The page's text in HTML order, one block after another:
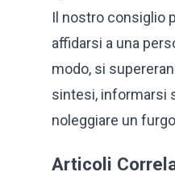
Il nostro consiglio
affidarsi a una
modo, si
sintesi, informarsi
noleggiare un
Articoli